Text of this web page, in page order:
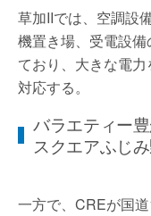
草加IIでは、空調設
機置き場、受電設
ており、大きな電
対応する。
バラエティー
スクエアふじみ
一方で、CREが国